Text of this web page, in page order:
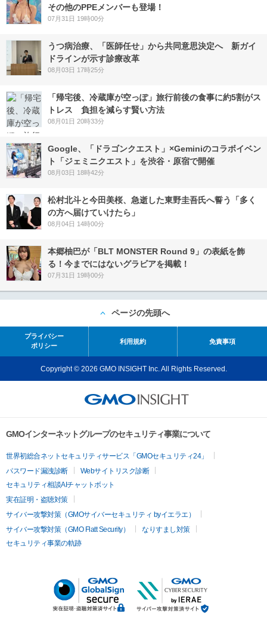
その他のPPEメンバーも登場！
07月31日 19時00分
うつ病治療、「医師任せ」から共同意思決定へ 新ガイ
ドラインが示す診療改革
08月03日 17時25分
「帰宅後、冷蔵庫が空っぽ」旅行前後の食事に約5割がス
トレス 負担を減らす賢い方法
08月01日 20時33分
Google、「ドラゴンクエスト」×Geminiのコラボイベン
ト「ジェミニクエスト」を渋谷・原宿で開催
08月03日 18時42分
松村北斗と今田美桜、急逝した東野圭吾氏へ誓う「多く
の方へ届けていけたら」
08月04日 14時00分
本郷柚巴が「BLT MONSTER Round 9」の表紙を飾
る！今までにはないグラビアを掲載！
07月31日 19時00分
ページの先頭へ
プライバシー
ポリシー
利用規約 免責事項
Copyright © 2026 GMO INSIGHT Inc. All Rights Reserved.
GMOインターネットグループのセキュリティ事業について
世界初総合ネットセキュリティサービス「GMOセキュリティ24」
パスワード漏洩診断
Webサイトリスク診断
セキュリティ相談AIチャットボット
実在証明・盗聴対策
サイバー攻撃対策（GMOサイバーセキュリティ byイエラエ）
サイバー攻撃対策（GMO Flatt Security）
なりすまし対策
セキュリティ事業の軌跡